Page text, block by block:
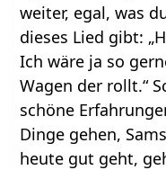
weiter, egal, was
dieses Lied gibt:
Ich wäre ja so
Wagen der rollt.“
schöne
Dinge gehen,
heute gut geht,